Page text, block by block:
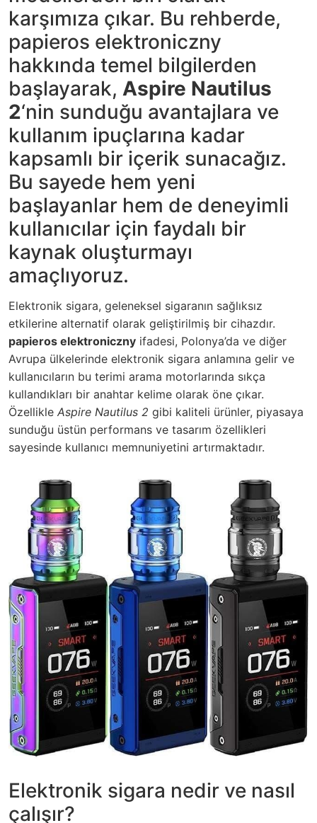
karşımıza çıkar. Bu rehberde,
papieros elektroniczny
hakkında temel bilgilerden
başlayarak, Aspire Nautilus
2‘nin sunduğu avantajlara ve
kullanım ipuçlarına kadar
kapsamlı bir içerik sunacağız.
Bu sayede hem yeni
başlayanlar hem de deneyimli
kullanıcılar için faydalı bir
kaynak oluşturmayı
amaçlıyoruz.
Elektronik sigara, geleneksel sigaranın sağlıksız
etkilerine alternatif olarak geliştirilmiş bir cihazdır.
papieros elektroniczny ifadesi, Polonya’da ve diğer
Avrupa ülkelerinde elektronik sigara anlamına gelir ve
kullanıcıların bu terimi arama motorlarında sıkça
kullandıkları bir anahtar kelime olarak öne çıkar.
Özellikle Aspire Nautilus 2 gibi kaliteli ürünler, piyasaya
sunduğu üstün performans ve tasarım özellikleri
sayesinde kullanıcı memnuniyetini artırmaktadır.
Elektronik sigara nedir ve nasıl
çalışır?